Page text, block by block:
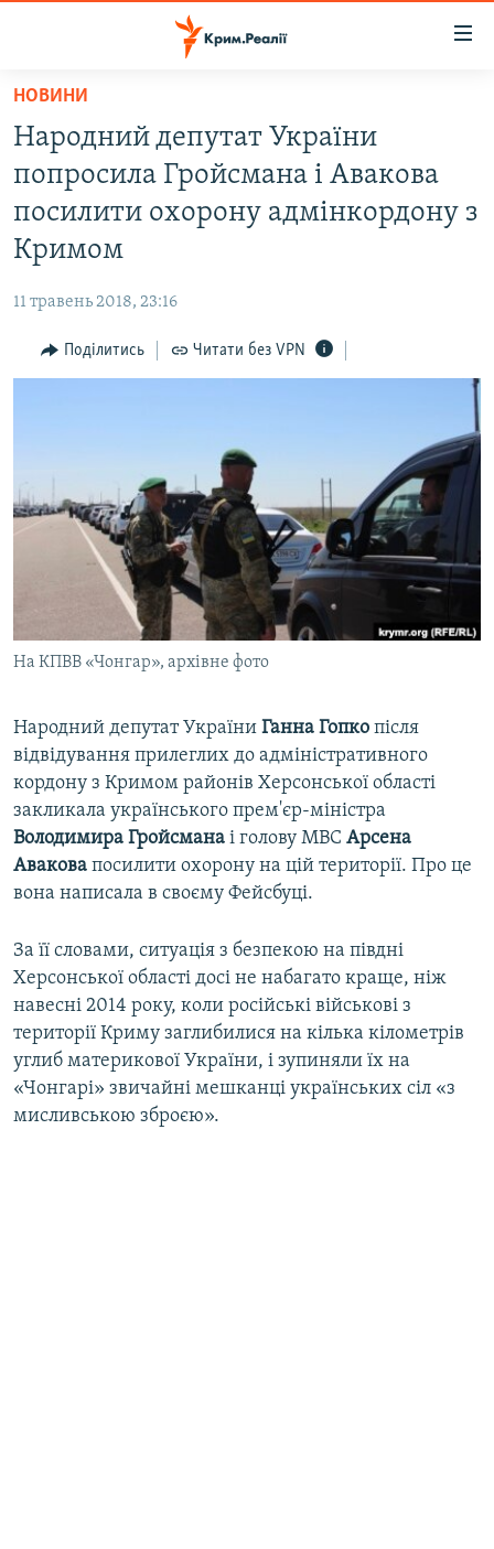
Перейти
основного
матеріалу
Перейти
до
основної
Перейти
пошуку
ВОДА.КРИМ
ВІДЕО ТА ФОТО
ПОЛІТИКА
ПОГЛЯД
ІНТЕРВ'Ю
ВІДЕОУРОКИ «ELIFBE»
СВІДЧЕННЯ ОКУПАЦІЇ
УКРАЇНСЬКА ПРОБЛЕМА КРИМУ
ЯК ОБІЙТИ БЛОКУВАННЯ
Русский
Qırımtatar
Усі сайти RFE/RL
НОВИНИ
Народний депутат України
попросила Гройсмана і Авакова
посилити охорону адмінкордону з
Кримом
11 травень 2018, 23:16
Поділитись Читати без VPN
На КПВВ «Чонгар», архівне фото
Народний депутат України Ганна Гопко після
відвідування прилеглих до адміністративного
кордону з Кримом районів Херсонської області
закликала українського прем'єр-міністра
Володимира Гройсмана і голову МВС Арсена
Авакова посилити охорону на цій території. Про це
вона написала в своєму Фейсбуці.
За її словами, ситуація з безпекою на півдні
Херсонської області досі не набагато краще, ніж
навесні 2014 року, коли російські військові з
території Криму заглибилися на кілька кілометрів
углиб материкової України, і зупиняли їх на
«Чонгарі» звичайні мешканці українських сіл «з
мисливською зброєю».